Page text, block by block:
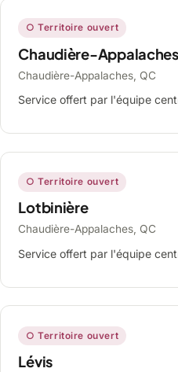
○ Territoire ouvert
Chaudière-Appalaches
Chaudière-Appalaches, QC
Service offert par l'équipe
○ Territoire ouvert
Lotbinière
Chaudière-Appalaches, QC
Service offert par l'équipe
○ Territoire ouvert
Lévis